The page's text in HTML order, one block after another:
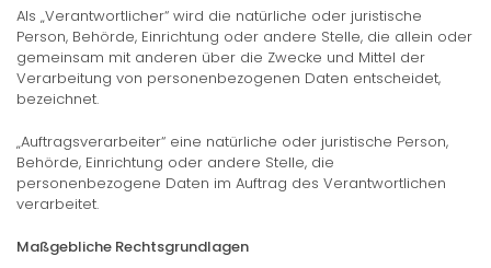
Als „Verantwortlicher“ wird die natürliche oder juristische
Person, Behörde, Einrichtung oder andere Stelle, die allein oder
gemeinsam mit anderen über die Zwecke und Mittel der
Verarbeitung von personenbezogenen Daten entscheidet,
bezeichnet.
„Auftragsverarbeiter“ eine natürliche oder juristische Person,
Behörde, Einrichtung oder andere Stelle, die
personenbezogene Daten im Auftrag des Verantwortlichen
verarbeitet.
Maßgebliche Rechtsgrundlagen